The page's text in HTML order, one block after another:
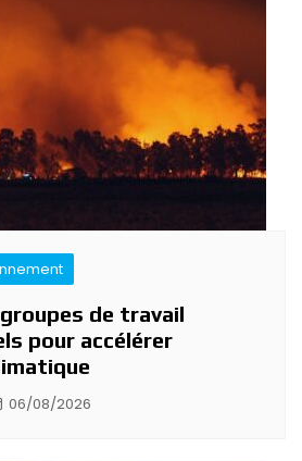
groupes de travail
pour accélérer
06/08/2026